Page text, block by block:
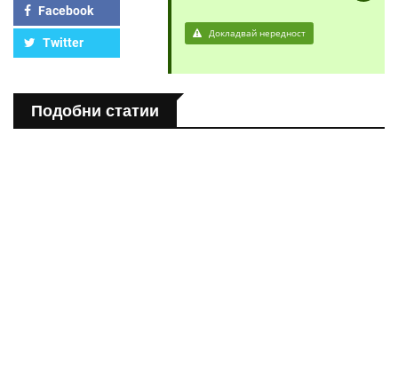
Facebook
Twitter
Докладвай нередност
Подобни статии